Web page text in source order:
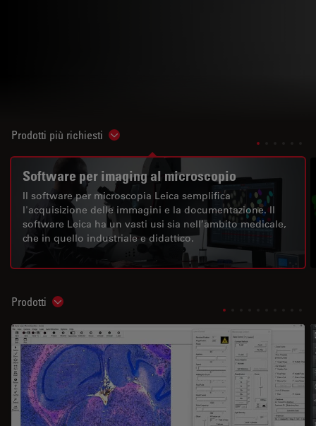
Prodotti più richiesti Show subnavigation
Software per imaging al microscopio
Il software per microscopia Leica semplifica
l'acquisizione delle immagini e la documentazione. Il
software Leica ha un vasti usi sia nell’ambito medicale,
che in quello industriale e didattico.
Prodotti Show subnavigation